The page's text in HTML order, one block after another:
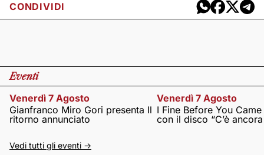
CONDIVIDI
Eventi
Venerdì 7 Agosto
Gianfranco Miro Gori presenta Il
ritorno annunciato
Venerdì 7 Agosto
I Fine Before You
con il disco “C’è
Vedi tutti gli eventi ->